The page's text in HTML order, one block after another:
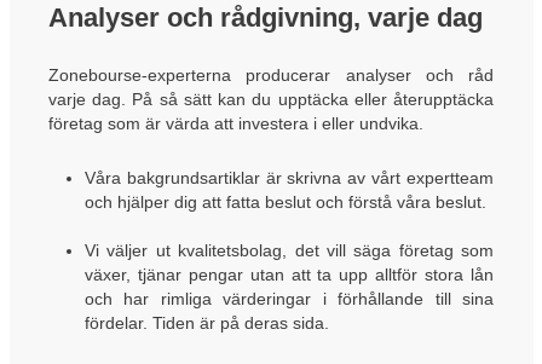
Analyser och rådgivning, varje dag
Zonebourse-experterna producerar analyser och råd
varje dag. På så sätt kan du upptäcka eller återupptäcka
företag som är värda att investera i eller undvika.
Våra bakgrundsartiklar är skrivna av vårt expertteam
och hjälper dig att fatta beslut och förstå våra beslut.
Vi väljer ut kvalitetsbolag, det vill säga företag som
växer, tjänar pengar utan att ta upp alltför stora lån
och har rimliga värderingar i förhållande till sina
fördelar. Tiden är på deras sida.